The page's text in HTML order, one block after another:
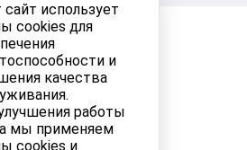
сайт использует
cookies для
и
качества
работы
мы применяем
cookies и